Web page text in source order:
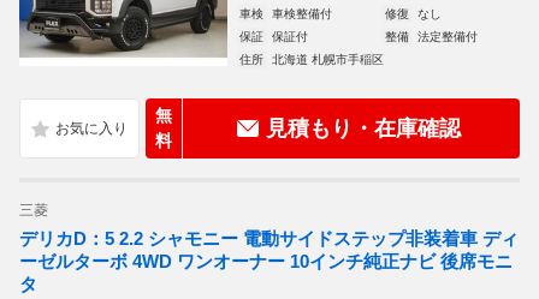
車検
車検整備付 修復
なし
保証
保証付 整備
法定整備付
住所
北海道 札幌市手稲区
無
料
見積もり・在庫確認
三菱
デリカD：5 2.2 シャモニー 電動サイドステップ非装着車 ディ
ーゼルターボ 4WD ワンオーナー 10インチ純正ナビ 後席モニ
タ